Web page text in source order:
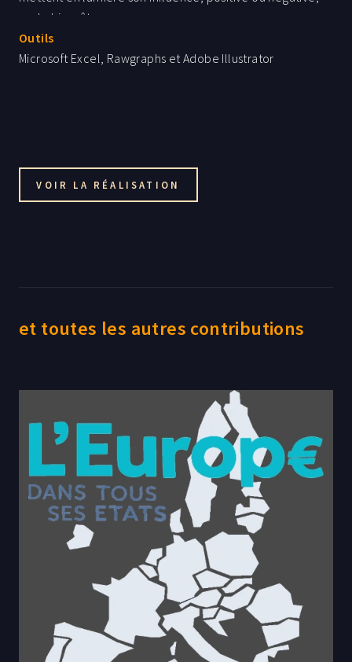
sur le bien-être.
Enfin, les dépenses publiques par habitant et leur
répartition par secteur dévoilent des tendances qui
Outils
Microsoft Excel, Rawgraphs et Adobe Illustrator
VOIR LA RÉALISATION
et toutes les autres contributions